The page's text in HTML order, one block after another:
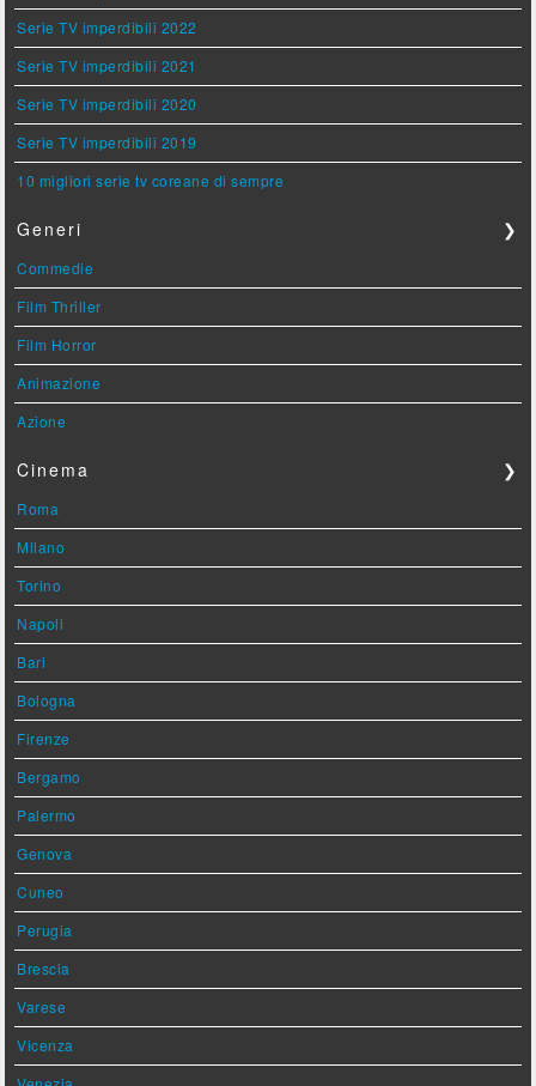
Serie TV imperdibili 2022
Serie TV imperdibili 2021
Serie TV imperdibili 2020
Serie TV imperdibili 2019
10 migliori serie tv coreane di sempre
Generi ❯
Commedie
Film Thriller
Film Horror
Animazione
Azione
Cinema ❯
Roma
Milano
Torino
Napoli
Bari
Bologna
Firenze
Bergamo
Palermo
Genova
Cuneo
Perugia
Brescia
Varese
Vicenza